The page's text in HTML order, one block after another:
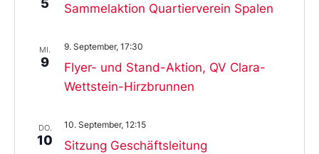
5 Sammelaktion Quartierverein Spalen
MI.
9
Flyer- und Stand-Aktion, QV Clara-
Wettstein-Hirzbrunnen
9. September, 17:30
DO.
10 Sitzung Geschäftsleitung
10. September, 12:15